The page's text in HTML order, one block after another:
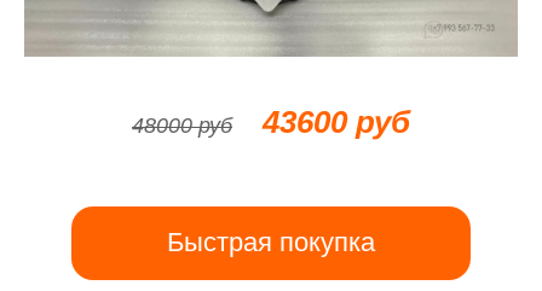
48000 руб 43600 руб
Быстрая покупка